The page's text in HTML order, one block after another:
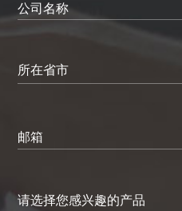
公司名称
所在省市
邮箱